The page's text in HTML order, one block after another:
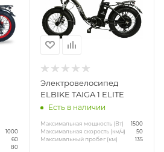
1000
60
80
Электровелосипед
ELBIKE TAIGA 1 ELITE
Есть в наличии
Максимальная мощность (Вт) 1500
Максимальная скорость (км/ч) 50
Максимальный пробег (км) 135